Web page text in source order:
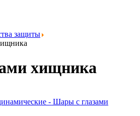
защиты
хищника